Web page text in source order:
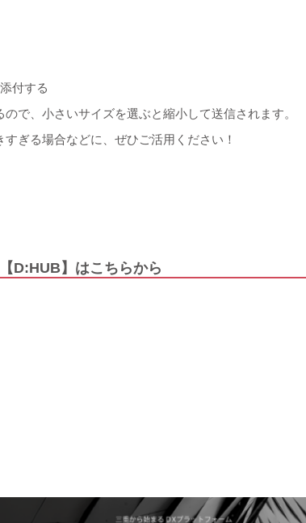
付する
、小さいサイズを選ぶと縮小して送信されます。
ぎる場合などに、ぜひご活用ください！
D:HUB】はこちらから